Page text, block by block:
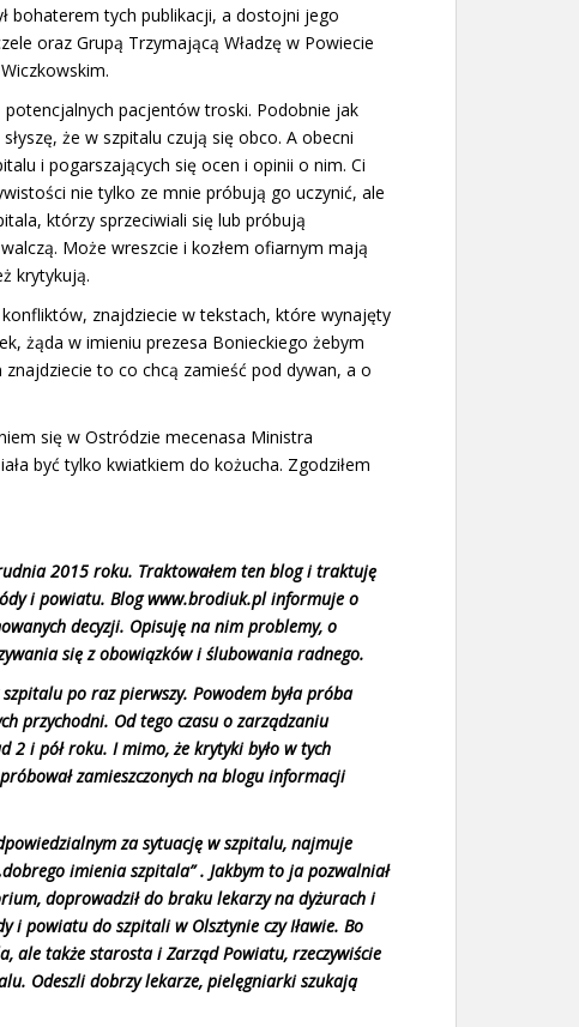
bohaterem tych publikacji, a dostojni jego
oraz Grupą Trzymającą Władzę w Powiecie
pacjentów troski. Podobnie jak
że w szpitalu czują się obco. A obecni
i pogarszających się ocen i opinii o nim. Ci
nie tylko ze mnie próbują go uczynić, ale
którzy sprzeciwiali się lub próbują
Może wreszcie i kozłem ofiarnym mają
krytykują.
znajdziecie w tekstach, które wynajęty
żąda w imieniu prezesa Bonieckiego żebym
to co chcą zamieść pod dywan, a o
się w Ostródzie mecenasa Ministra
być tylko kwiatkiem do kożucha. Zgodziłem
2015 roku. Traktowałem ten blog i traktuję
i powiatu. Blog www.brodiuk.pl informuje o
decyzji. Opisuję na nim problemy, o
się z obowiązków i ślubowania radnego.
po raz pierwszy. Powodem była próba
przychodni. Od tego czasu o zarządzaniu
2 i pół roku. I mimo, że krytyki było w tych
zamieszczonych na blogu informacji
za sytuację w szpitalu, najmuje
imienia szpitala” . Jakbym to ja pozwalniał
doprowadził do braku lekarzy na dyżurach i
i powiatu do szpitali w Olsztynie czy Iławie. Bo
ale także starosta i Zarząd Powiatu, rzeczywiście
Odeszli dobrzy lekarze, pielęgniarki szukają